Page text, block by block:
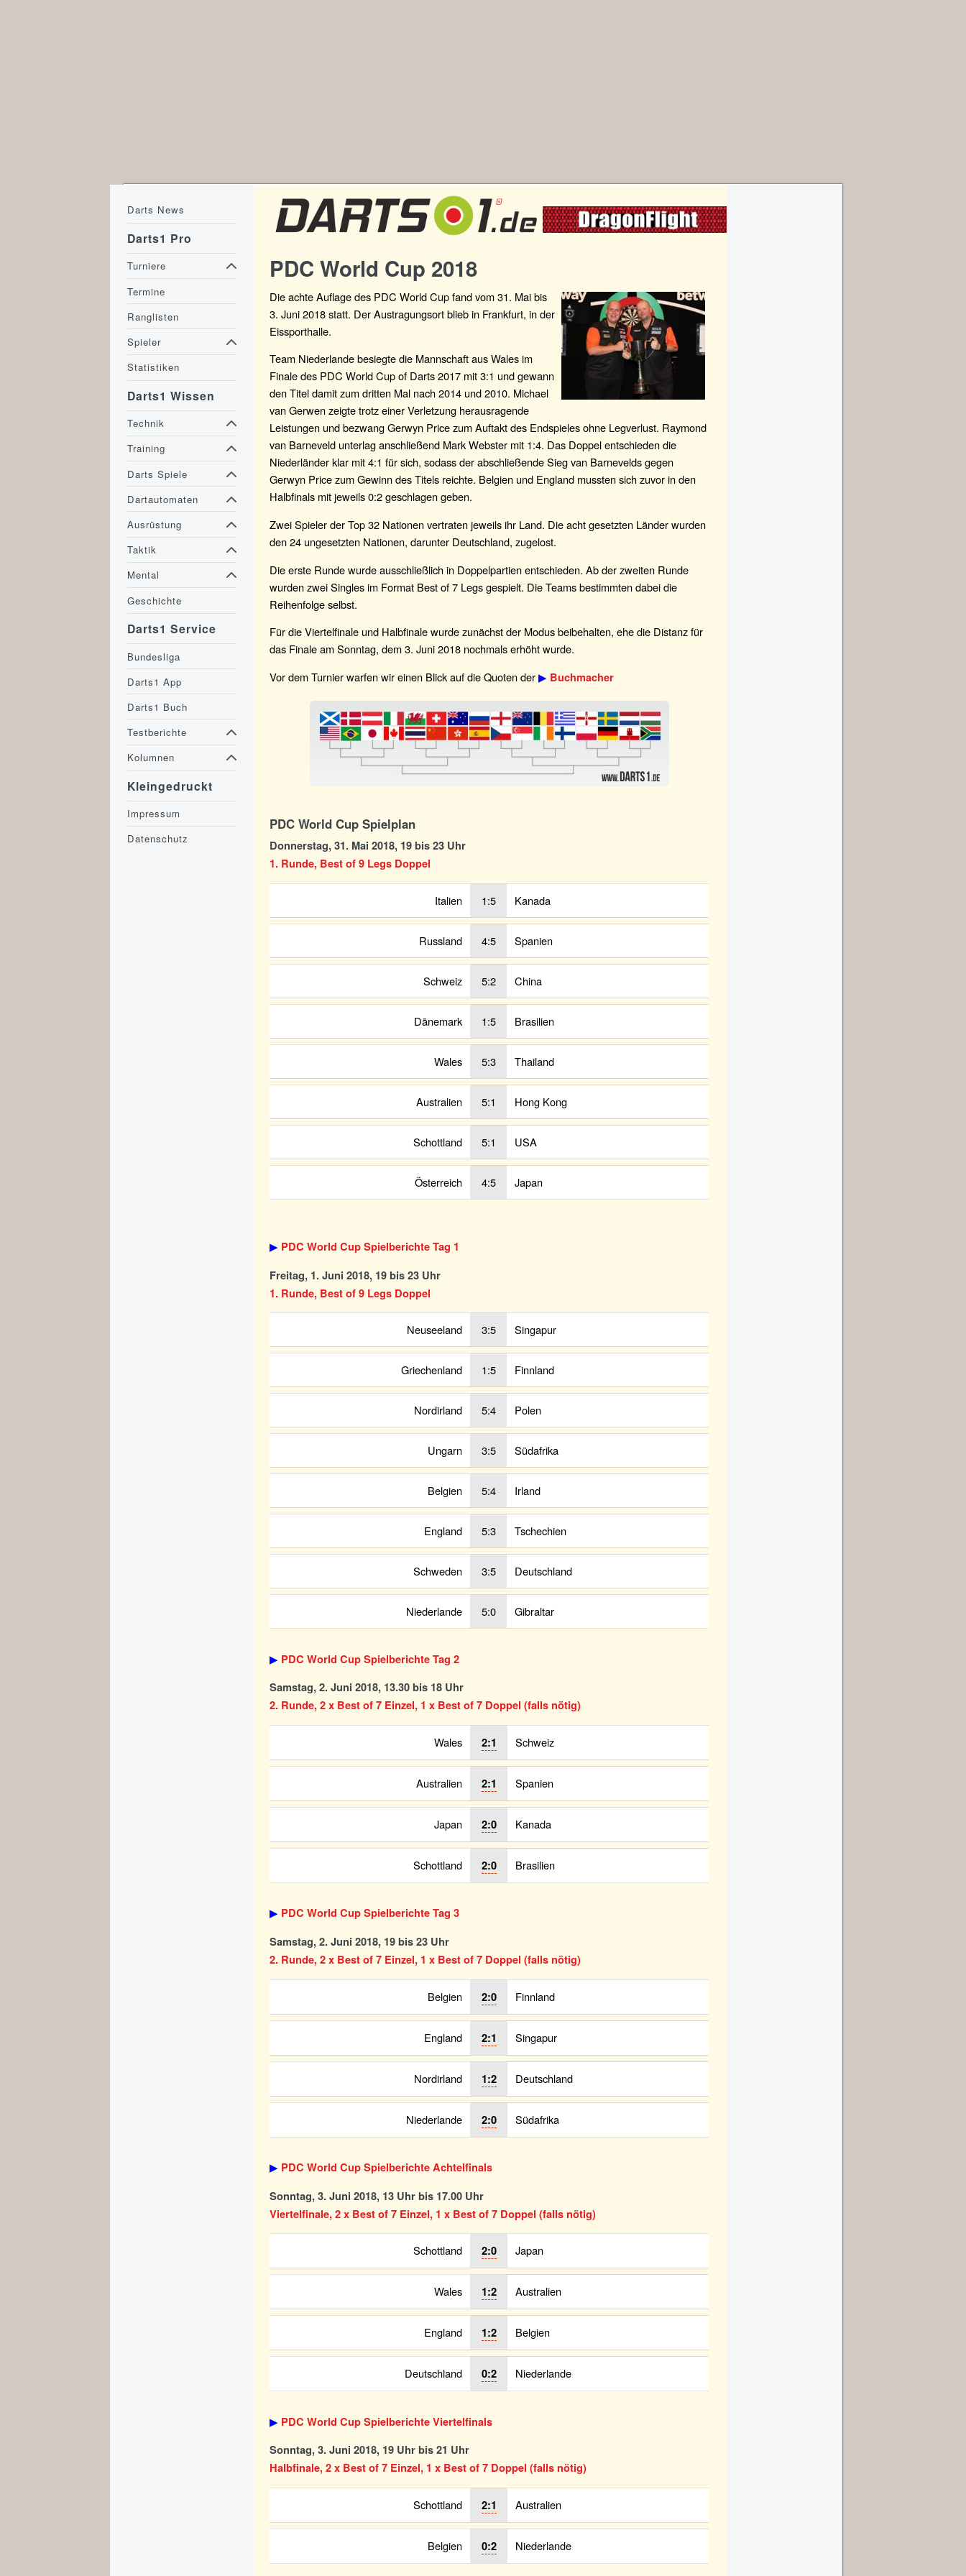
PDC World Cup 2018
Die achte Auflage des PDC World Cup fand vom 31. Mai bis
3. Juni 2018 statt. Der Austragungsort blieb in Frankfurt, in der
Eissporthalle.
Team Niederlande besiegte die Mannschaft aus Wales im
Finale des PDC World Cup of Darts 2017 mit 3:1 und gewann
den Titel damit zum dritten Mal nach 2014 und 2010. Michael
van Gerwen zeigte trotz einer Verletzung herausragende
Leistungen und bezwang Gerwyn Price zum Auftakt des Endspieles ohne Legverlust. Raymond
van Barneveld unterlag anschließend Mark Webster mit 1:4. Das Doppel entschieden die
Niederländer klar mit 4:1 für sich, sodass der abschließende Sieg van Barnevelds gegen
Gerwyn Price zum Gewinn des Titels reichte. Belgien und England mussten sich zuvor in den
Halbfinals mit jeweils 0:2 geschlagen geben.
Zwei Spieler der Top 32 Nationen vertraten jeweils ihr Land. Die acht gesetzten Länder wurden
den 24 ungesetzten Nationen, darunter Deutschland, zugelost.
Die erste Runde wurde ausschließlich in Doppelpartien entschieden. Ab der zweiten Runde
wurden zwei Singles im Format Best of 7 Legs gespielt. Die Teams bestimmten dabei die
Reihenfolge selbst.
Für die Viertelfinale und Halbfinale wurde zunächst der Modus beibehalten, ehe die Distanz für
das Finale am Sonntag, dem 3. Juni 2018 nochmals erhöht wurde.
Vor dem Turnier warfen wir einen Blick auf die Quoten der▶ Buchmacher
PDC World Cup Spielplan
Donnerstag, 31. Mai 2018, 19 bis 23 Uhr
1. Runde, Best of 9 Legs Doppel
Italien 1:5 Kanada
Russland 4:5 Spanien
Schweiz 5:2 China
Dänemark 1:5 Brasilien
Wales 5:3 Thailand
Australien 5:1 Hong Kong
Schottland 5:1 USA
Österreich 4:5 Japan
▶ PDC World Cup Spielberichte Tag 1
Freitag, 1. Juni 2018, 19 bis 23 Uhr
1. Runde, Best of 9 Legs Doppel
Neuseeland 3:5 Singapur
Griechenland 1:5 Finnland
Nordirland 5:4 Polen
Ungarn 3:5 Südafrika
Belgien 5:4 Irland
England 5:3 Tschechien
Schweden 3:5 Deutschland
Niederlande 5:0 Gibraltar
▶ PDC World Cup Spielberichte Tag 2
Samstag, 2. Juni 2018, 13.30 bis 18 Uhr
2. Runde, 2 x Best of 7 Einzel, 1 x Best of 7 Doppel (falls nötig)
Wales 2:1 Schweiz
Australien 2:1 Spanien
Japan 2:0 Kanada
Schottland 2:0 Brasilien
▶ PDC World Cup Spielberichte Tag 3
Samstag, 2. Juni 2018, 19 bis 23 Uhr
2. Runde, 2 x Best of 7 Einzel, 1 x Best of 7 Doppel (falls nötig)
Belgien 2:0 Finnland
England 2:1 Singapur
Nordirland 1:2 Deutschland
Niederlande 2:0 Südafrika
▶ PDC World Cup Spielberichte Achtelfinals
Sonntag, 3. Juni 2018, 13 Uhr bis 17.00 Uhr
Viertelfinale, 2 x Best of 7 Einzel, 1 x Best of 7 Doppel (falls nötig)
Schottland 2:0 Japan
Wales 1:2 Australien
England 1:2 Belgien
Deutschland 0:2 Niederlande
▶ PDC World Cup Spielberichte Viertelfinals
Sonntag, 3. Juni 2018, 19 Uhr bis 21 Uhr
Halbfinale, 2 x Best of 7 Einzel, 1 x Best of 7 Doppel (falls nötig)
Schottland 2:1 Australien
Belgien 0:2 Niederlande
Darts News
Darts1 Pro
Turniere
Termine
Ranglisten
Spieler
Statistiken
Darts1 Wissen
Technik
Training
Darts Spiele
Dartautomaten
Ausrüstung
Taktik
Mental
Geschichte
Darts1 Service
Bundesliga
Darts1 App
Darts1 Buch
Testberichte
Kolumnen
Kleingedruckt
Impressum
Datenschutz